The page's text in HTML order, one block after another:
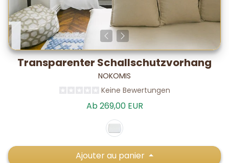
Transparenter Schallschutzvorhang
NOKOMIS
Keine Bewertungen
Ab 269,00 EUR
Ajouter au panier